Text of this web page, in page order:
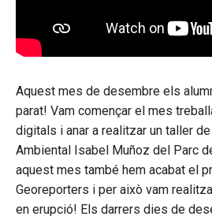
Aquest mes de desembre els
parat! Vam començar el mes
digitals i anar a realitzar un taller
Ambiental Isabel Muñoz del Parc
aquest mes també hem acabat el
Georeporters i per això vam
en erupció! Els darrers dies de